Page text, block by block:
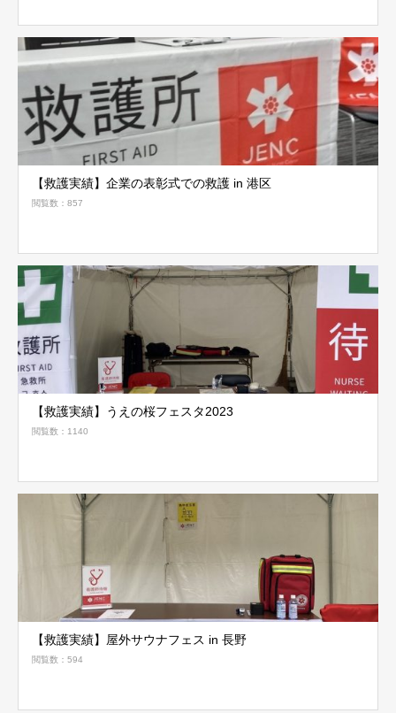
【救護実績】企業の表彰式での救護 in 港区
閲覧数：857
【救護実績】うえの桜フェスタ2023
閲覧数：1140
【救護実績】屋外サウナフェス in 長野
閲覧数：594